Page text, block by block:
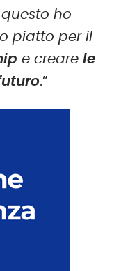
ho
piatto per il
e creare le
.”